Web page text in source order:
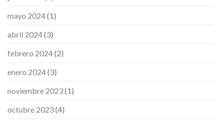
mayo 2024(1)
abril 2024(3)
febrero 2024(2)
enero 2024(3)
noviembre 2023(1)
octubre 2023(4)